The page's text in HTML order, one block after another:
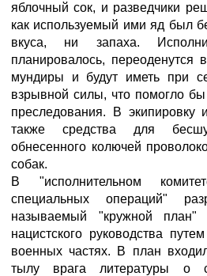
яблочный сок, и разведчики
как используемый ими яд был
вкуса, ни запаха.
планировалось, переоденутся
мундиры и будут иметь при
взрывной силы, что помогло
преследования. В экипировку
также средства для
обнесенного колючей
собак.
В "исполнительном
специальных операций"
называемый "кружной план"
нацистского руководства
военных частях. В план
тылу врага литературы о